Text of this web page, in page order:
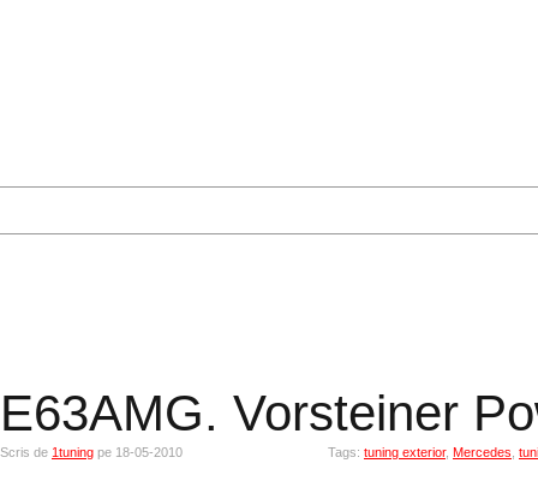
E63AMG. Vorsteiner
Scris de 1tuning pe 18-05-2010 Tags: tuning exterior, Mercedes